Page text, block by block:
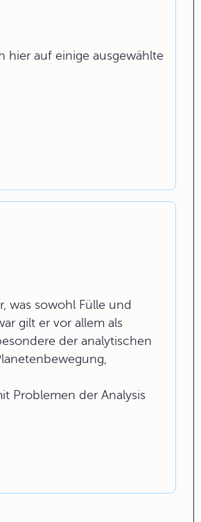
hier auf einige ausgewählte
was sowohl Fülle und
gilt er vor allem als
der analytischen
Problemen der Analysis